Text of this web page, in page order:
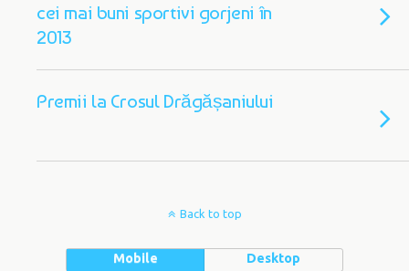
cei mai buni sportivi gorjeni în
2013
Premii la Crosul Drăgășaniului
Back to top
Mobile Desktop